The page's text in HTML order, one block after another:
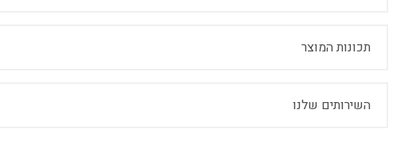
תכונות המוצר
השירותים שלנו